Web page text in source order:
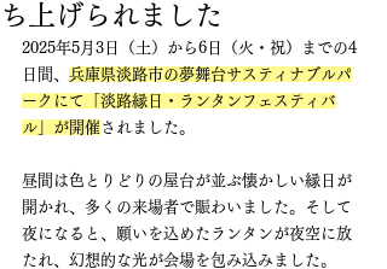
ち上げられました
2025年5月3日（土）から6日（火・祝）までの4
日間、 兵庫県淡路市の夢舞台サスティナブルパ
ークにて「淡路縁日・ランタンフェスティバ
ル」が開催 されました。
昼間は色とりどりの屋台が並ぶ懐かしい縁日が
開かれ、多くの来場者で賑わいました。そして
夜になると、願いを込めたランタンが夜空に放
たれ、幻想的な光が会場を包み込みました。